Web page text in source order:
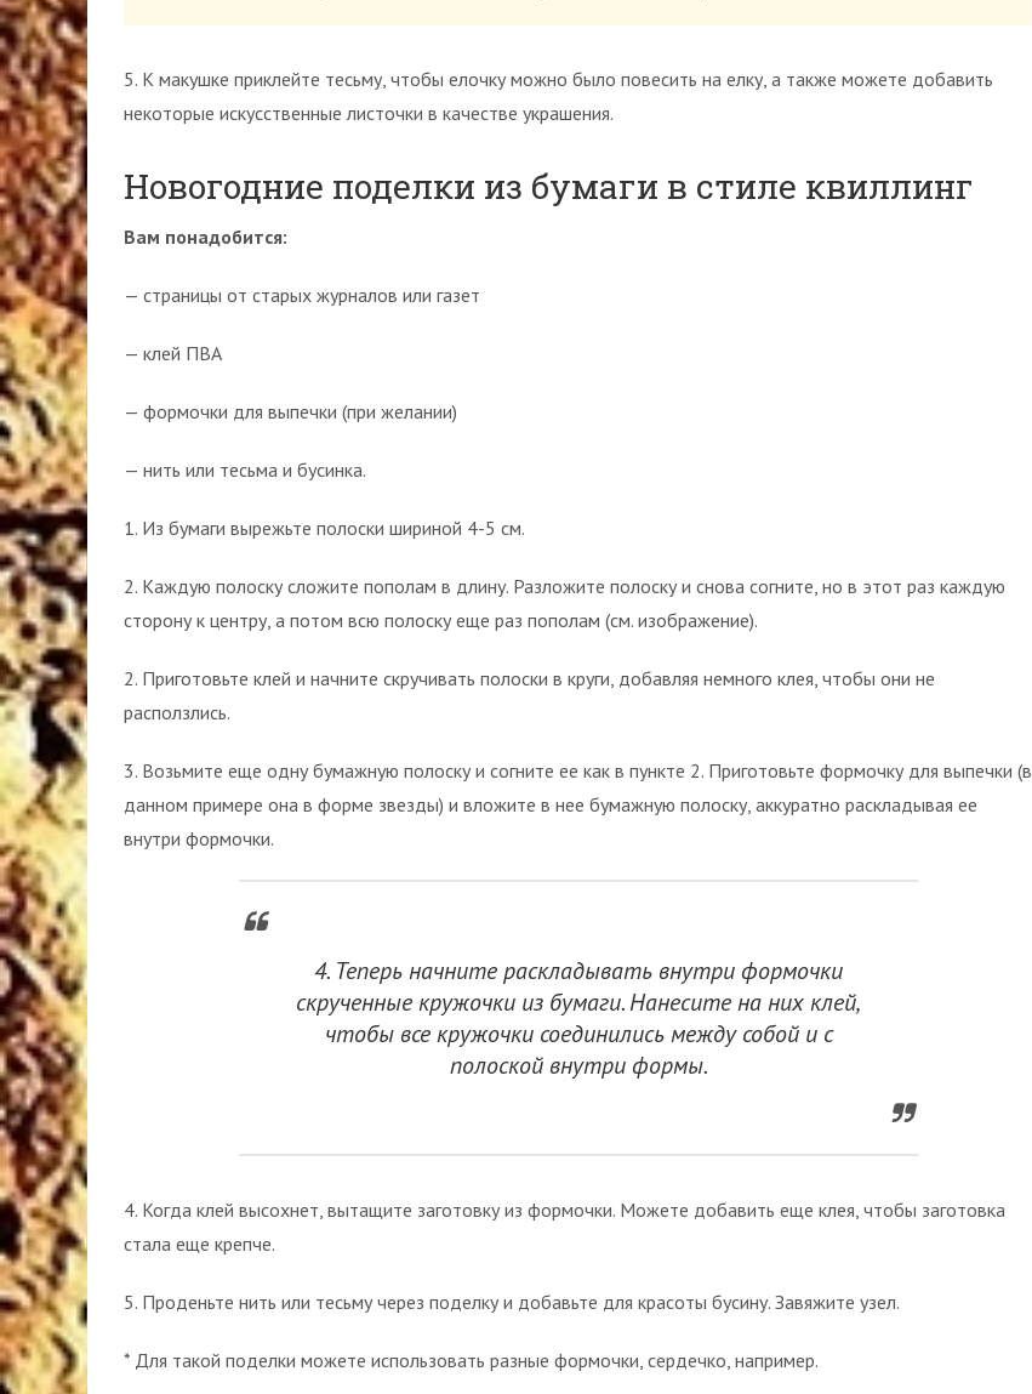
5. К макушке приклейте тесьму, чтобы елочку можно было повесить на елку, а также можете добавить
некоторые искусственные листочки в качестве украшения.
Новогодние поделки из бумаги в стиле квиллинг
Вам понадобится:
— страницы от старых журналов или газет
— клей ПВА
— формочки для выпечки (при желании)
— нить или тесьма и бусинка.
1. Из бумаги вырежьте полоски шириной 4-5 см.
2. Каждую полоску сложите пополам в длину. Разложите полоску и снова согните, но в этот раз каждую
сторону к центру, а потом всю полоску еще раз пополам (см. изображение).
2. Приготовьте клей и начните скручивать полоски в круги, добавляя немного клея, чтобы они не
расползлись.
3. Возьмите еще одну бумажную полоску и согните ее как в пункте 2. Приготовьте формочку для выпечки (в
данном примере она в форме звезды) и вложите в нее бумажную полоску, аккуратно раскладывая ее
внутри формочки.
4. Теперь начните раскладывать внутри формочки
скрученные кружочки из бумаги. Нанесите на них клей,
чтобы все кружочки соединились между собой и с
полоской внутри формы.
4. Когда клей высохнет, вытащите заготовку из формочки. Можете добавить еще клея, чтобы заготовка
стала еще крепче.
5. Проденьте нить или тесьму через поделку и добавьте для красоты бусину. Завяжите узел.
* Для такой поделки можете использовать разные формочки, сердечко, например.